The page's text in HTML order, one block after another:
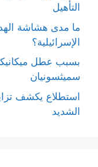
التأهيل
ما مدى هشاشة
الإسرائيلية؟
بسبب عطل
سميثسونيان
استطلاع يكشف
الشديد